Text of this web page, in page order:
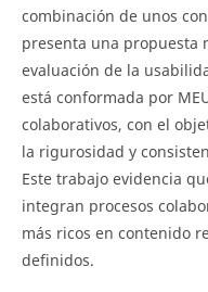
combinación de unos
presenta una propuesta
evaluación de la
está conformada por
colaborativos, con el
la rigurosidad y
Este trabajo evidencia
integran procesos
más ricos en contenido
definidos.